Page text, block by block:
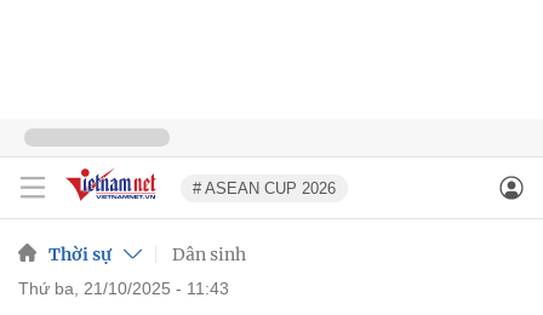
# ASEAN CUP 2026
Thời sự Dân sinh
thứ ba, 21/10/2025 - 11:43